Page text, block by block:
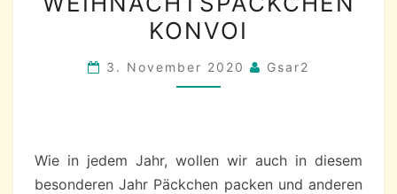
KONVOI
3. November 2020 Gsar2
Wie in jedem Jahr, wollen wir auch in diesem
besonderen Jahr Päckchen packen und anderen